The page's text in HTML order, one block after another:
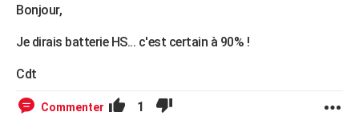
Bonjour,
Je dirais batterie HS... c'est certain à 90% !
Cdt
Commenter 1